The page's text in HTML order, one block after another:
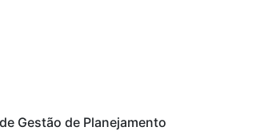
Gestão de Planejamento